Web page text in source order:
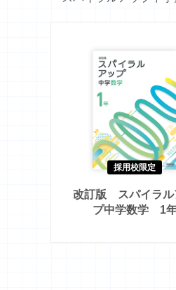
採用校限定
改訂版 スパイラル
プ中学数学 1